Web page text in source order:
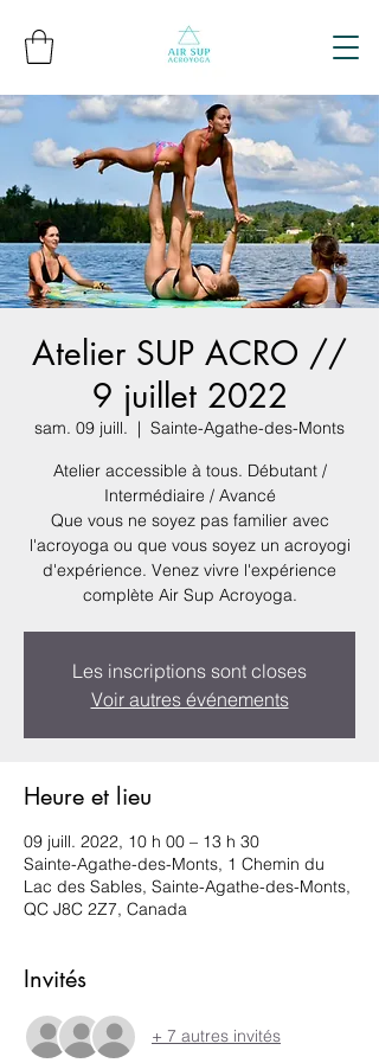
Atelier SUP ACRO //
9 juillet 2022
sam. 09 juill.
  |
Sainte-Agathe-des-Monts
Atelier accessible à tous. Débutant /
Intermédiaire / Avancé
Que vous ne soyez pas familier avec
l'acroyoga ou que vous soyez un acroyogi
d'expérience. Venez vivre l'expérience
Les inscriptions sont closes
Voir autres événements
Heure et lieu
09 juill. 2022, 10 h 00 – 13 h 30
Sainte-Agathe-des-Monts, 1 Chemin du
Lac des Sables, Sainte-Agathe-des-Monts,
QC J8C 2Z7, Canada
Invités
+ 7 autres invités